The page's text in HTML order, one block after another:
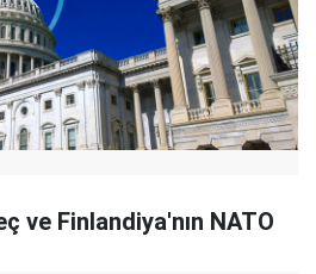
ve Finlandiya'nın NATO